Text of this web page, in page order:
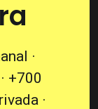
·
+700
·